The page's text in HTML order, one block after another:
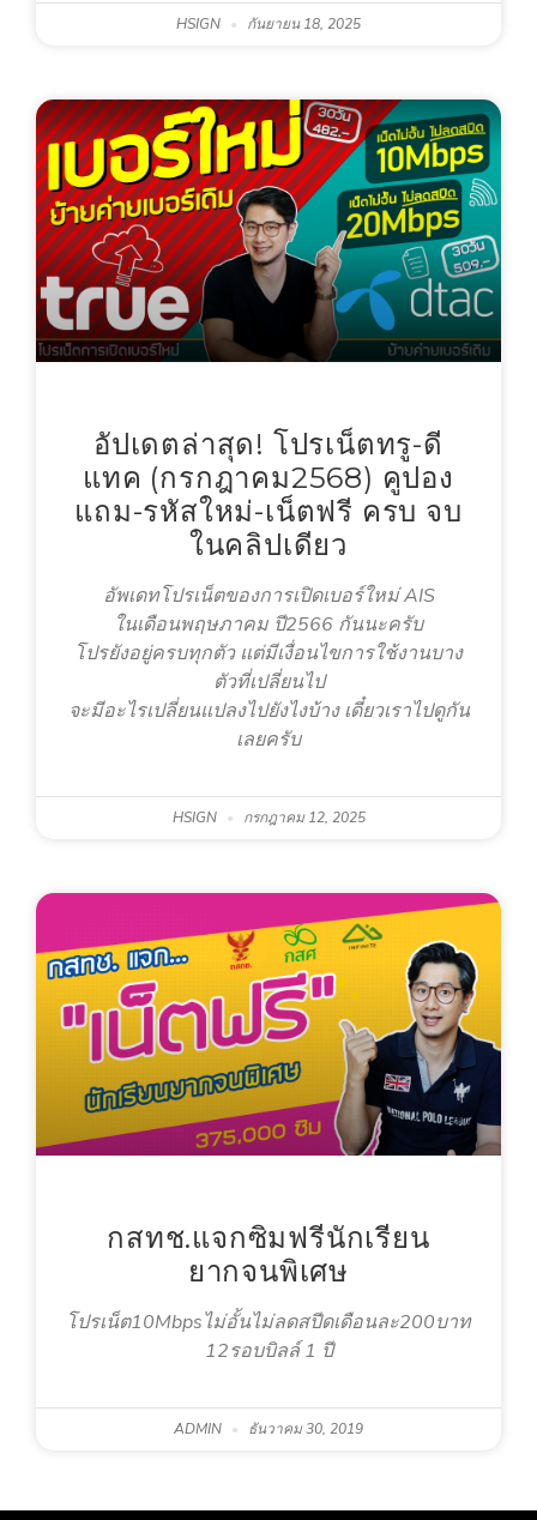
HSIGN กันยายน 18, 2025
อัปเดตล่าสุด! โปรเน็ตทรู-ดี
แทค (กรกฎาคม2568) คูปอง
แถม-รหัสใหม่-เน็ตฟรี ครบ จบ
ในคลิปเดียว
อัพเดทโปรเน็ตของการเปิดเบอร์ใหม่ AIS
ในเดือนพฤษภาคม ปี2566 กันนะครับ
โปรยังอยู่ครบทุกตัว แต่มีเงื่อนไขการใช้งานบาง
ตัวที่เปลี่ยนไป
จะมีอะไรเปลี่ยนแปลงไปยังไงบ้าง เดี๋ยวเราไปดูกัน
เลยครับ
HSIGN กรกฎาคม 12, 2025
กสทช.แจกซิมฟรีนักเรียน
ยากจนพิเศษ
โปรเน็ต10Mbpsไม่อั้นไม่ลดสปีดเดือนละ200บาท
12รอบบิลล์ 1 ปี
ADMIN ธันวาคม 30, 2019